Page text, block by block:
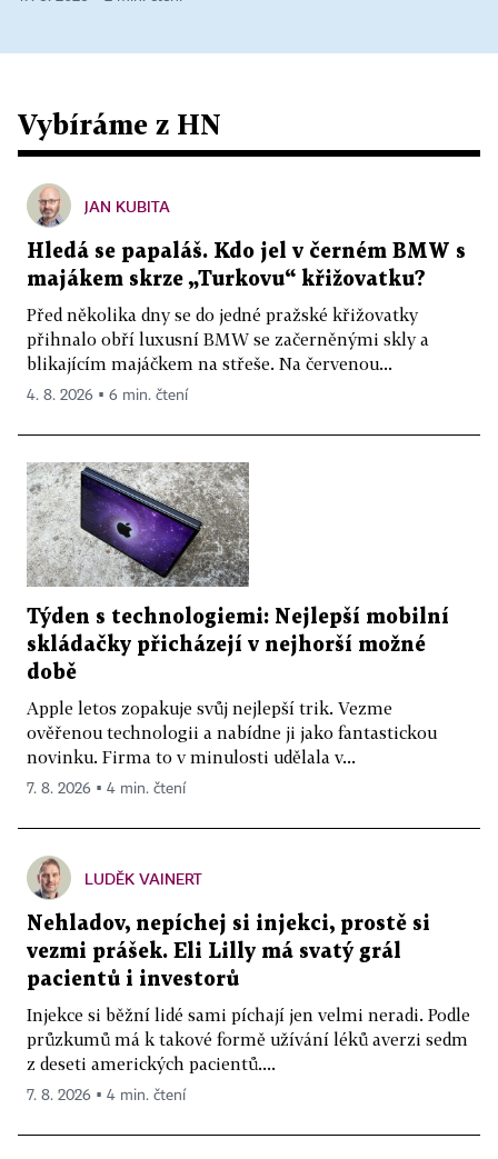
Vybíráme z HN
JAN KUBITA
Hledá se papaláš. Kdo jel v černém BMW s
majákem skrze „Turkovu“ křižovatku?
Před několika dny se do jedné pražské křižovatky
přihnalo obří luxusní BMW se začerněnými skly a
blikajícím majáčkem na střeše. Na červenou...
4. 8. 2026 ▪ 6 min. čtení
Týden s technologiemi: Nejlepší mobilní
skládačky přicházejí v nejhorší možné
době
Apple letos zopakuje svůj nejlepší trik. Vezme
ověřenou technologii a nabídne ji jako fantastickou
novinku. Firma to v minulosti udělala v...
7. 8. 2026 ▪ 4 min. čtení
LUDĚK VAINERT
Nehladov, nepíchej si injekci, prostě si
vezmi prášek. Eli Lilly má svatý grál
pacientů i investorů
Injekce si běžní lidé sami píchají jen velmi neradi. Podle
průzkumů má k takové formě užívání léků averzi sedm
z deseti amerických pacientů....
7. 8. 2026 ▪ 4 min. čtení